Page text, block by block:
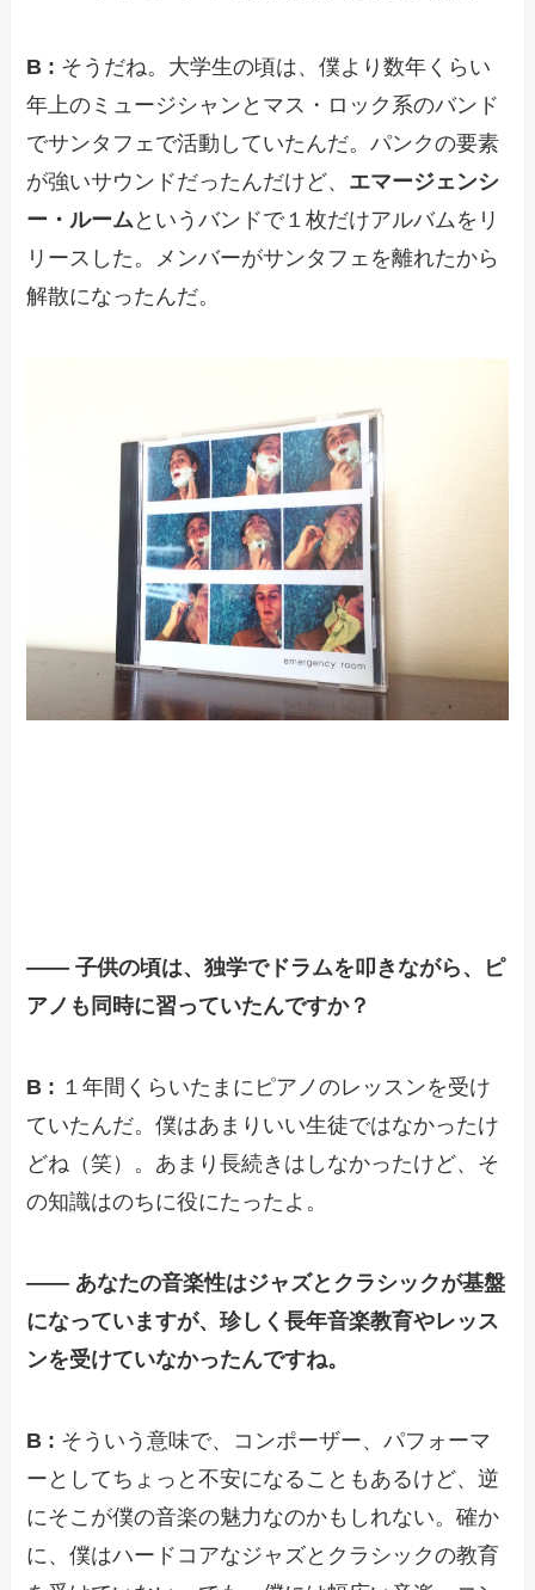
B : そうだね。大学生の頃は、僕より数年くらい
年上のミュージシャンとマス・ロック系のバンド
でサンタフェで活動していたんだ。パンクの要素
が強いサウンドだったんだけど、 エマージェンシ
ー・ルームというバンドで１枚だけアルバムをリ
リースした。メンバーがサンタフェを離れたから
解散になったんだ。
—— 子供の頃は、独学でドラムを叩きながら、ピ
アノも同時に習っていたんですか？
B : １年間くらいたまにピアノのレッスンを受け
ていたんだ。僕はあまりいい生徒ではなかったけ
どね（笑）。あまり長続きはしなかったけど、そ
の知識はのちに役にたったよ。
—— あなたの音楽性はジャズとクラシックが基盤
になっていますが、珍しく長年音楽教育やレッス
ンを受けていなかったんですね。
B : そういう意味で、コンポーザー、パフォーマ
ーとしてちょっと不安になることもあるけど、逆
にそこが僕の音楽の魅力なのかもしれない。確か
に、僕はハードコアなジャズとクラシックの教育